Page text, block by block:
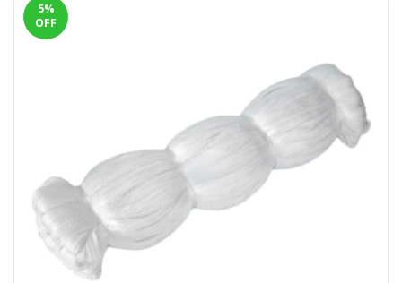
5%
OFF